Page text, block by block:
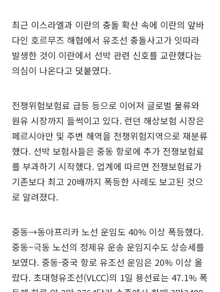
최근 이스라엘과 이란의 충돌 확산 속에 이란의 앞바
다인 호르무즈 해협에서 유조선 충돌사고가 잇따라
발생한 것이 이란에서 선박 관련 신호를 교란했다는
의심이 나온다고 덧붙였다.
전쟁위험보험료 급등 등으로 이어져 글로벌 물류와
원유 시장까지 들썩이고 있다. 런던 해상보험 시장은
페르시아만 및 주변 해역을 전쟁위험지역으로 재분류
했다. 선박 보험사들은 중동 항로에 추가 전쟁보험료
를 부과하기 시작했다. 업계에 따르면 전쟁보험료가
기존보다 최고 20배까지 폭등한 사례도 보고된 것으
로 알려졌다.
중동→동아프리카 노선 운임도 40% 이상 폭등했다.
중동~극동 노선의 정제유 운송 운임지수도 상승세를
보였다. 중동-중국 항로 유조선 운임은 20% 이상 올
랐다. 초대형유조선(VLCC)의 1일 용선료는 47.1% 폭